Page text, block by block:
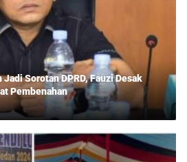
Sorotan DPRD, Fauzi Desak
Pembenahan